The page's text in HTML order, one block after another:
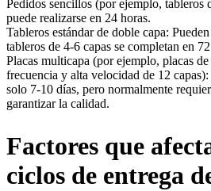
Pedidos sencillos (por ejemplo, tableros
puede realizarse en 24 horas.
Tableros estándar de doble capa:
tableros de 4-6 capas se completan en
Placas multicapa (por ejemplo, placas
frecuencia y alta velocidad de 12
solo 7-10 días, pero normalmente
garantizar la calidad.
Factores que
ciclos de entrega